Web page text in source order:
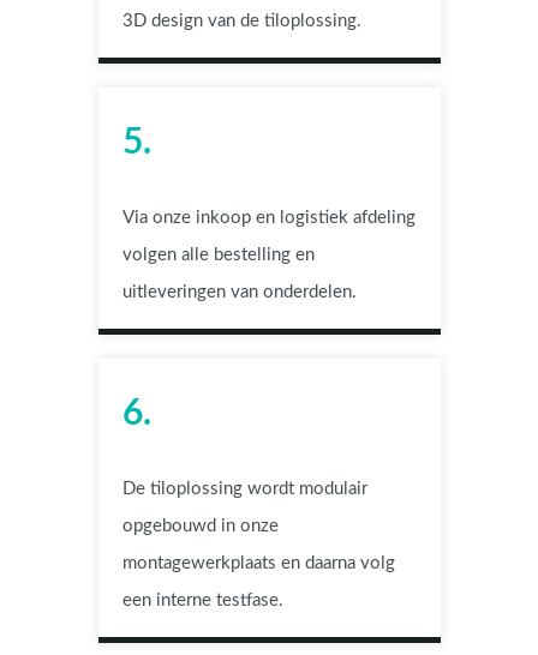
3D design van de tiloplossing.
5.
Via onze inkoop en logistiek afdeling
volgen alle bestelling en
uitleveringen van onderdelen.
6.
De tiloplossing wordt modulair
opgebouwd in onze
montagewerkplaats en daarna volg
een interne testfase.